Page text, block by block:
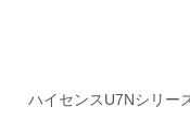
ハイセンスU7Nシリー